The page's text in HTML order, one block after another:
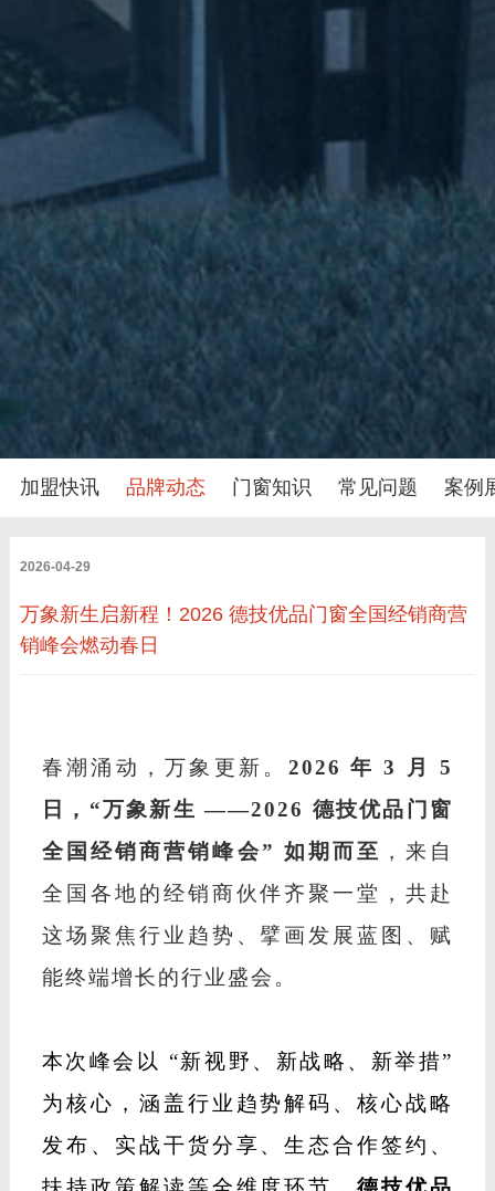
加盟快讯 品牌动态 门窗知识 常见问题 案例
2026-04-29
万象新生启新程！2026 德技优品门窗全国经销商营
销峰会燃动春日
春潮涌动，万象更新。 2026 年 3 月 5
日，“万象新生 ——2026 德技优品门窗
全国经销商营销峰会” 如期而至 ，来自
全国各地的经销商伙伴齐聚一堂，共赴
这场聚焦行业趋势、擘画发展蓝图、赋
能终端增长的行业盛会。
本次峰会以
“新视野、新战略、新举措”
为核心，涵盖行业趋势解码、核心战略
发布、实战干货分享、生态合作签约、